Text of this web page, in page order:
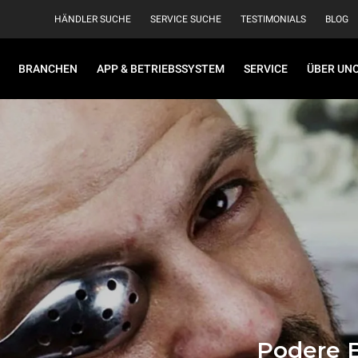
HÄNDLER SUCHE SERVICE SUCHE TESTIMONIALS BLOG
BRANCHEN APP & BETRIEBSSYSTEM SERVICE ÜBER
Podere